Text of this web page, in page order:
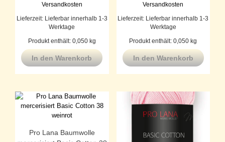
Versandkosten
Lieferzeit: Lieferbar innerhalb 1-3
Werktage
Produkt enthält: 0,050 kg
In den Warenkorb
Versandkosten
Lieferzeit: Lieferbar innerhalb 1-3
Werktage
Produkt enthält: 0,050 kg
In den Warenkorb
Pro Lana Baumwolle